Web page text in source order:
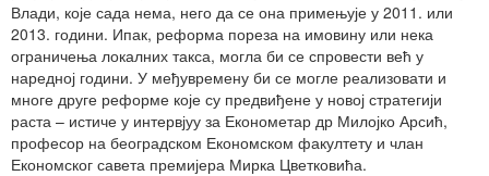
Влади, које сада нема, него да се она примењује у 2011. или
2013. години. Ипак, реформа пореза на имовину или нека
ограничења локалних такса, могла би се спровести већ у
наредној години. У међувремену би се могле реализовати и
многе друге реформе које су предвиђене у новој стратегији
раста – истиче у интервјуу за Економетар др Милојко Арсић,
професор на београдском Економском факултету и члан
Економског савета премијера Мирка Цветковића.